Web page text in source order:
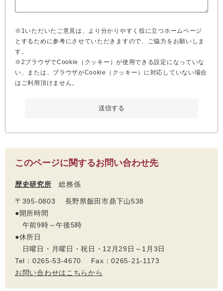
※1いただいたご意見は、より分かりやすく役に立つホームページ
とするために参考にさせていただきますので、ご協力をお願いしま
す。
※2ブラウザでCookie（クッキー）が使用できる設定になっていな
い、または、ブラウザがCookie（クッキー）に対応していない場合
はご利用頂けません。
このページに関するお問い合わせ先
歴史研究所 総務係
〒395-0803 長野県飯田市鼎下山538
●開所時間
午前9時～午後5時
●休所日
日曜日・月曜日・祝日・12月29日～1月3日
Tel：0265-53-4670 Fax：0265-21-1173
お問い合わせはこちらから